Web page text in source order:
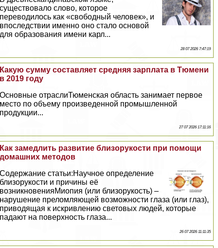
существовало слово, которое
переводилось как «свободный человек», и
впоследствии именно оно стало основой
для образования имени карл...
28 07 2026 7:47:19
Какую сумму составляет средняя зарплата в Тюмени
в 2019 году
Основные отраслиТюменская область занимает первое
место по объему произведенной промышленной
продукции...
27 07 2026 17:11:16
Как замедлить развитие близорукости при помощи
домашних методов
Содержание статьи:Научное определение
близорукости и причины её
возникновенияМиопия (или близорукость) –
нарушение преломляющей возможности глаза (или глаз),
приводящая к искривлению световых людей, которые
падают на поверхность глаза...
26 07 2026 11:11:35